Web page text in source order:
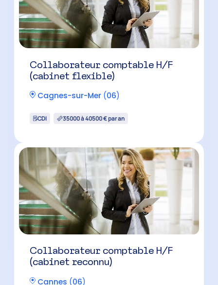
Collaborateur comptable H/F
(cabinet flexible)
Cagnes-sur-Mer (06)
CDI 35000 à 40500 € par an
Collaborateur comptable H/F
(cabinet reconnu)
Cannes (06)